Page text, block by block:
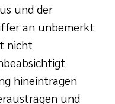
und der
an unbemerkt
nicht
hineintragen
und